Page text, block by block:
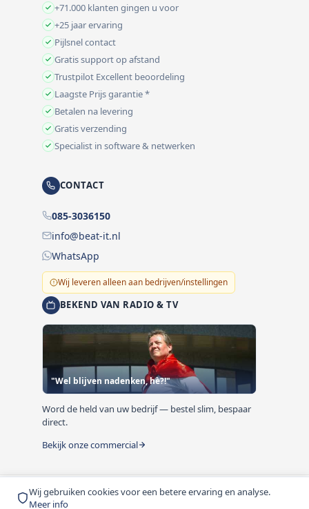
Wij gebruiken cookies voor een betere ervaring en analyse.
Meer info
+71.000 klanten gingen u voor
+25 jaar ervaring
Pijlsnel contact
Gratis support op afstand
Trustpilot Excellent beoordeling
Laagste Prijs garantie *
Betalen na levering
Gratis verzending
Specialist in software & netwerken
CONTACT
085-3036150
info@beat-it.nl
WhatsApp
Wij leveren alleen aan bedrijven/instellingen
BEKEND VAN RADIO & TV
"Wel blijven nadenken, hè?!"
Word de held van uw bedrijf — bestel slim, bespaar
direct.
Bekijk onze commercial
© 1999-2026 Beat-it.nl. Vermelde prijzen zijn excl. BTW